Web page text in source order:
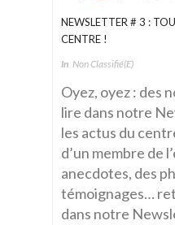
NEWSLETTER # 3 :
CENTRE !
In Non Classifié(e)
Oyez, oyez : des
lire dans notre
les actus du
d’un membre de
anecdotes, des
témoignages…
dans notre